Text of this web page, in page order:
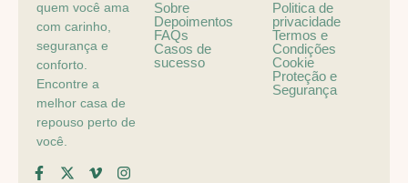
quem você ama
com carinho,
segurança e
conforto.
Encontre a
melhor casa de
repouso perto de
você.
Sobre
Depoimentos
FAQs
Casos de
sucesso
Politica de
privacidade
Termos e
Condições
Cookie
Proteção e
Segurança